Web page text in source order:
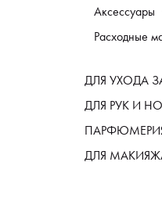
Аксессуары
Расходные
ДЛЯ УХОДА
ДЛЯ РУК И
ДЛЯ